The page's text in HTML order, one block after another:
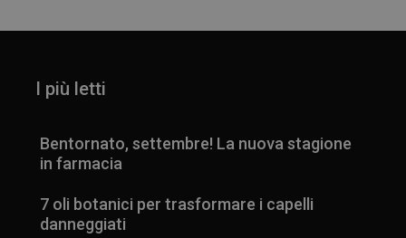
I più letti
Bentornato, settembre! La nuova stagione
in farmacia
7 oli botanici per trasformare i capelli
danneggiati